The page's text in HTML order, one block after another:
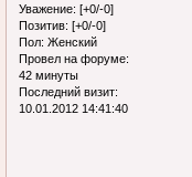
Уважение: [+0/-0]
Позитив: [+0/-0]
Пол: Женский
Провел на форуме:
42 минуты
Последний визит:
10.01.2012 14:41:40